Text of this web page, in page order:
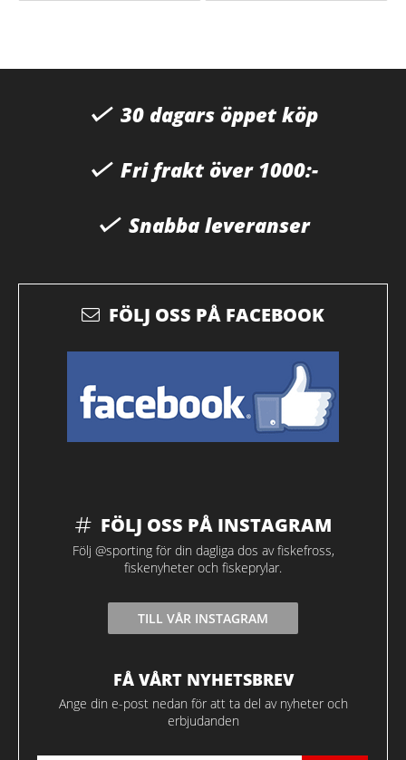
30 dagars öppet köp
Fri frakt över 1000:-
Snabba leveranser
FÖLJ OSS PÅ FACEBOOK
FÖLJ OSS PÅ INSTAGRAM
Följ @sporting för din dagliga dos av fiskefross,
fiskenyheter och fiskeprylar.
TILL VÅR INSTAGRAM
FÅ VÅRT NYHETSBREV
Ange din e-post nedan för att ta del av nyheter och
erbjudanden